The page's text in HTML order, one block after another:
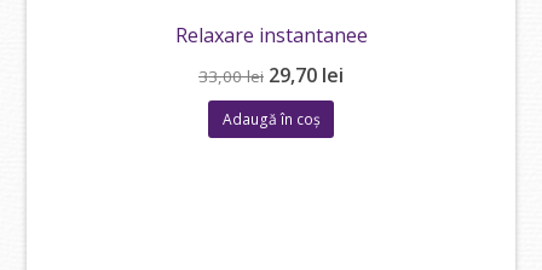
Relaxare instantanee
33,00lei Prețul
inițial
a
29,70 lei
Adaugă în coș